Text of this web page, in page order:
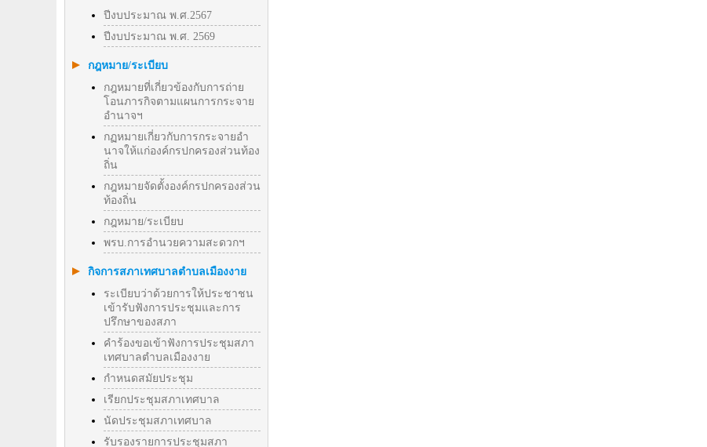
ปีงบประมาณ พ.ศ.2567
ปีงบประมาณ พ.ศ. 2569
กฎหมาย/ระเบียบ
กฎหมายที่เกี่ยวข้องกับการถ่าย
โอนภารกิจตามแผนการกระจาย
อำนาจฯ
กฏหมายเกี่ยวกับการกระจายอำ
นาจให้แก่องค์กรปกครองส่วนท้อง
ถิ่น
กฎหมายจัดตั้งองค์กรปกครองส่วน
ท้องถิ่น
กฎหมาย/ระเบียบ
พรบ.การอำนวยความสะดวกฯ
กิจการสภาเทศบาลตำบลเมืองงาย
ระเบียบว่าด้วยการให้ประชาชน
เข้ารับฟังการประชุมและการ
ปรึกษาของสภา
คำร้องขอเข้าฟังการประชุมสภา
เทศบาลตำบลเมืองงาย
กำหนดสมัยประชุม
เรียกประชุมสภาเทศบาล
นัดประชุมสภาเทศบาล
รับรองรายการประชุมสภา